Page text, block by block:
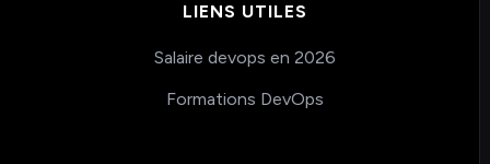
LIENS UTILES
Salaire devops en 2026
Formations DevOps